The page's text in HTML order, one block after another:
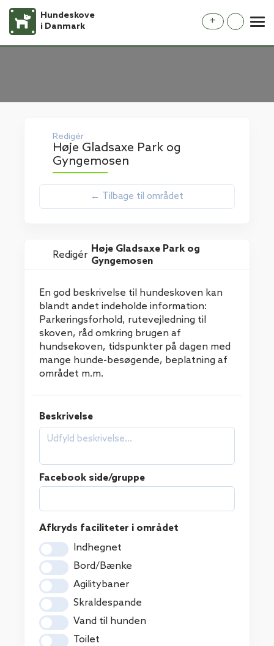
Hundeskove
i Danmark
+
Redigér
Høje Gladsaxe Park og
Gyngemosen
← Tilbage til området
Redigér
Høje Gladsaxe Park og
Gyngemosen
En god beskrivelse til hundeskoven kan
blandt andet indeholde information:
Parkeringsforhold, rutevejledning til
skoven, råd omkring brugen af
hundsekoven, tidspunkter på dagen med
mange hunde-besøgende, beplatning af
området m.m.
Beskrivelse
Facebook side/gruppe
Afkryds faciliteter i området
Indhegnet
Bord/Bænke
Agilitybaner
Skraldespande
Vand til hunden
Toilet